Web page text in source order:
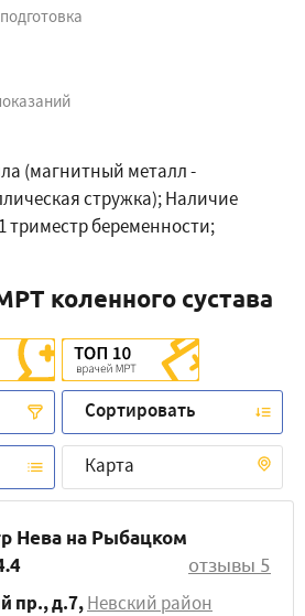
(магнитный металл -
стружка); Наличие
триместр беременности;
коленного сустава
Сортировать
Карта
Нева на Рыбацком
отзывы 5
пр., д.7,Невский район